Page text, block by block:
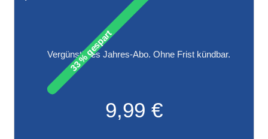
33 % gespart
Vergünstigtes Jahres-Abo. Ohne Frist kündbar.
9,99 €